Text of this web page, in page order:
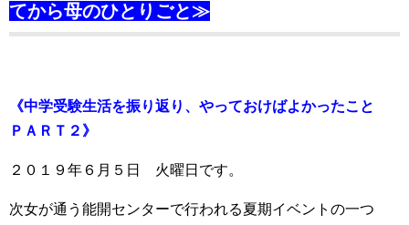
てから母のひとりごと≫
《中学受験生活を振り返り、やっておけばよかったこと
ＰＡＲＴ２》
２０１９年６月５日 火曜日です。
次女が通う能開センターで行われる夏期イベントの一つ